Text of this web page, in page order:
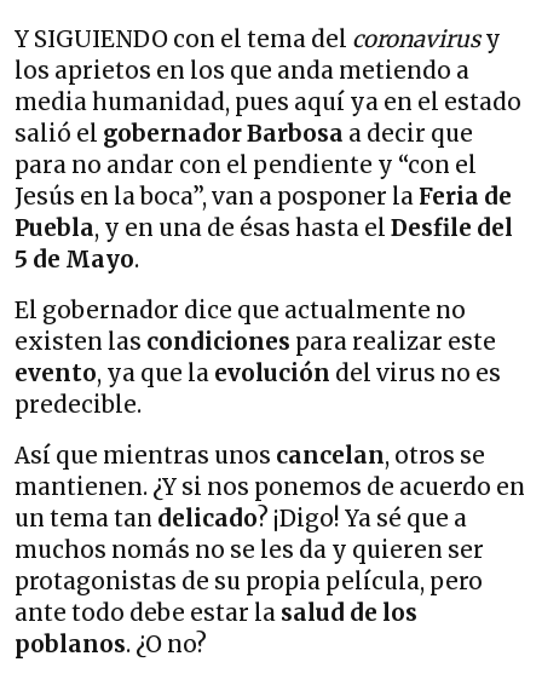
Y SIGUIENDO con el tema del coronavirusy
los aprietos en los que anda metiendo a
media humanidad, pues aquí ya en el estado
salió el gobernador Barbosa a decir que
para no andar con el pendiente y “con el
Jesús en la boca”, van a posponer la Feria de
Puebla, y en una de ésas hasta el Desfile del
5 de Mayo.
El gobernador dice que actualmente no
existen las condiciones para realizar este
evento, ya que la evolución del virus no es
predecible.
Así que mientras unos cancelan, otros se
mantienen. ¿Y si nos ponemos de acuerdo en
un tema tan delicado? ¡Digo! Ya sé que a
muchos nomás no se les da y quieren ser
protagonistas de su propia película, pero
ante todo debe estar la salud de los
poblanos. ¿O no?